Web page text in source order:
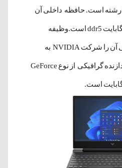
و دارای 14 هسته ای با 20 رشته است. حافظه داخلی آن
1 ترابایت SSD و رم 16 گیگابایت ddr5 است.وظیفه
طراحی پردازنده گرافیکی آن را شرکت NVIDIA به
عهده گرفته است. این پردازنده گرافیکی از نوع GeForce